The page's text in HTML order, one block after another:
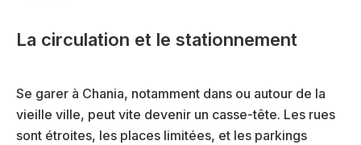
La circulation et le stationnement
Se garer à Chania, notamment dans ou autour de la
vieille ville, peut vite devenir un casse-tête. Les rues
sont étroites, les places limitées, et les parkings